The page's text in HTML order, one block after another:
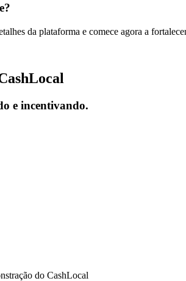
da plataforma e comece agora a
e incentivando.
do CashLocal